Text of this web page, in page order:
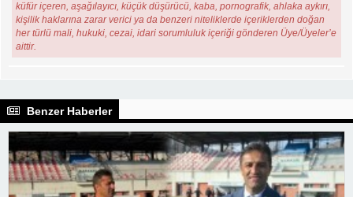
küfür içeren, aşağılayıcı, küçük düşürücü, kaba, pornografik, ahlaka aykırı,
kişilik haklarına zarar verici ya da benzeri niteliklerde içeriklerden doğan
her türlü mali, hukuki, cezai, idari sorumluluk içeriği gönderen Üye/Üyeler’e
aittir.
Benzer Haberler